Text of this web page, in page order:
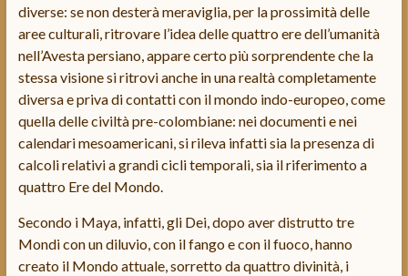
diverse: se non desterà meraviglia, per la prossimità delle
aree culturali, ritrovare l’idea delle quattro ere dell’umanità
nell’Avesta persiano, appare certo più sorprendente che la
stessa visione si ritrovi anche in una realtà completamente
diversa e priva di contatti con il mondo indo-europeo, come
quella delle civiltà pre-colombiane: nei documenti e nei
calendari mesoamericani, si rileva infatti sia la presenza di
calcoli relativi a grandi cicli temporali, sia il riferimento a
quattro Ere del Mondo.
Secondo i Maya, infatti, gli Dei, dopo aver distrutto tre
Mondi con un diluvio, con il fango e con il fuoco, hanno
creato il Mondo attuale, sorretto da quattro divinità, i